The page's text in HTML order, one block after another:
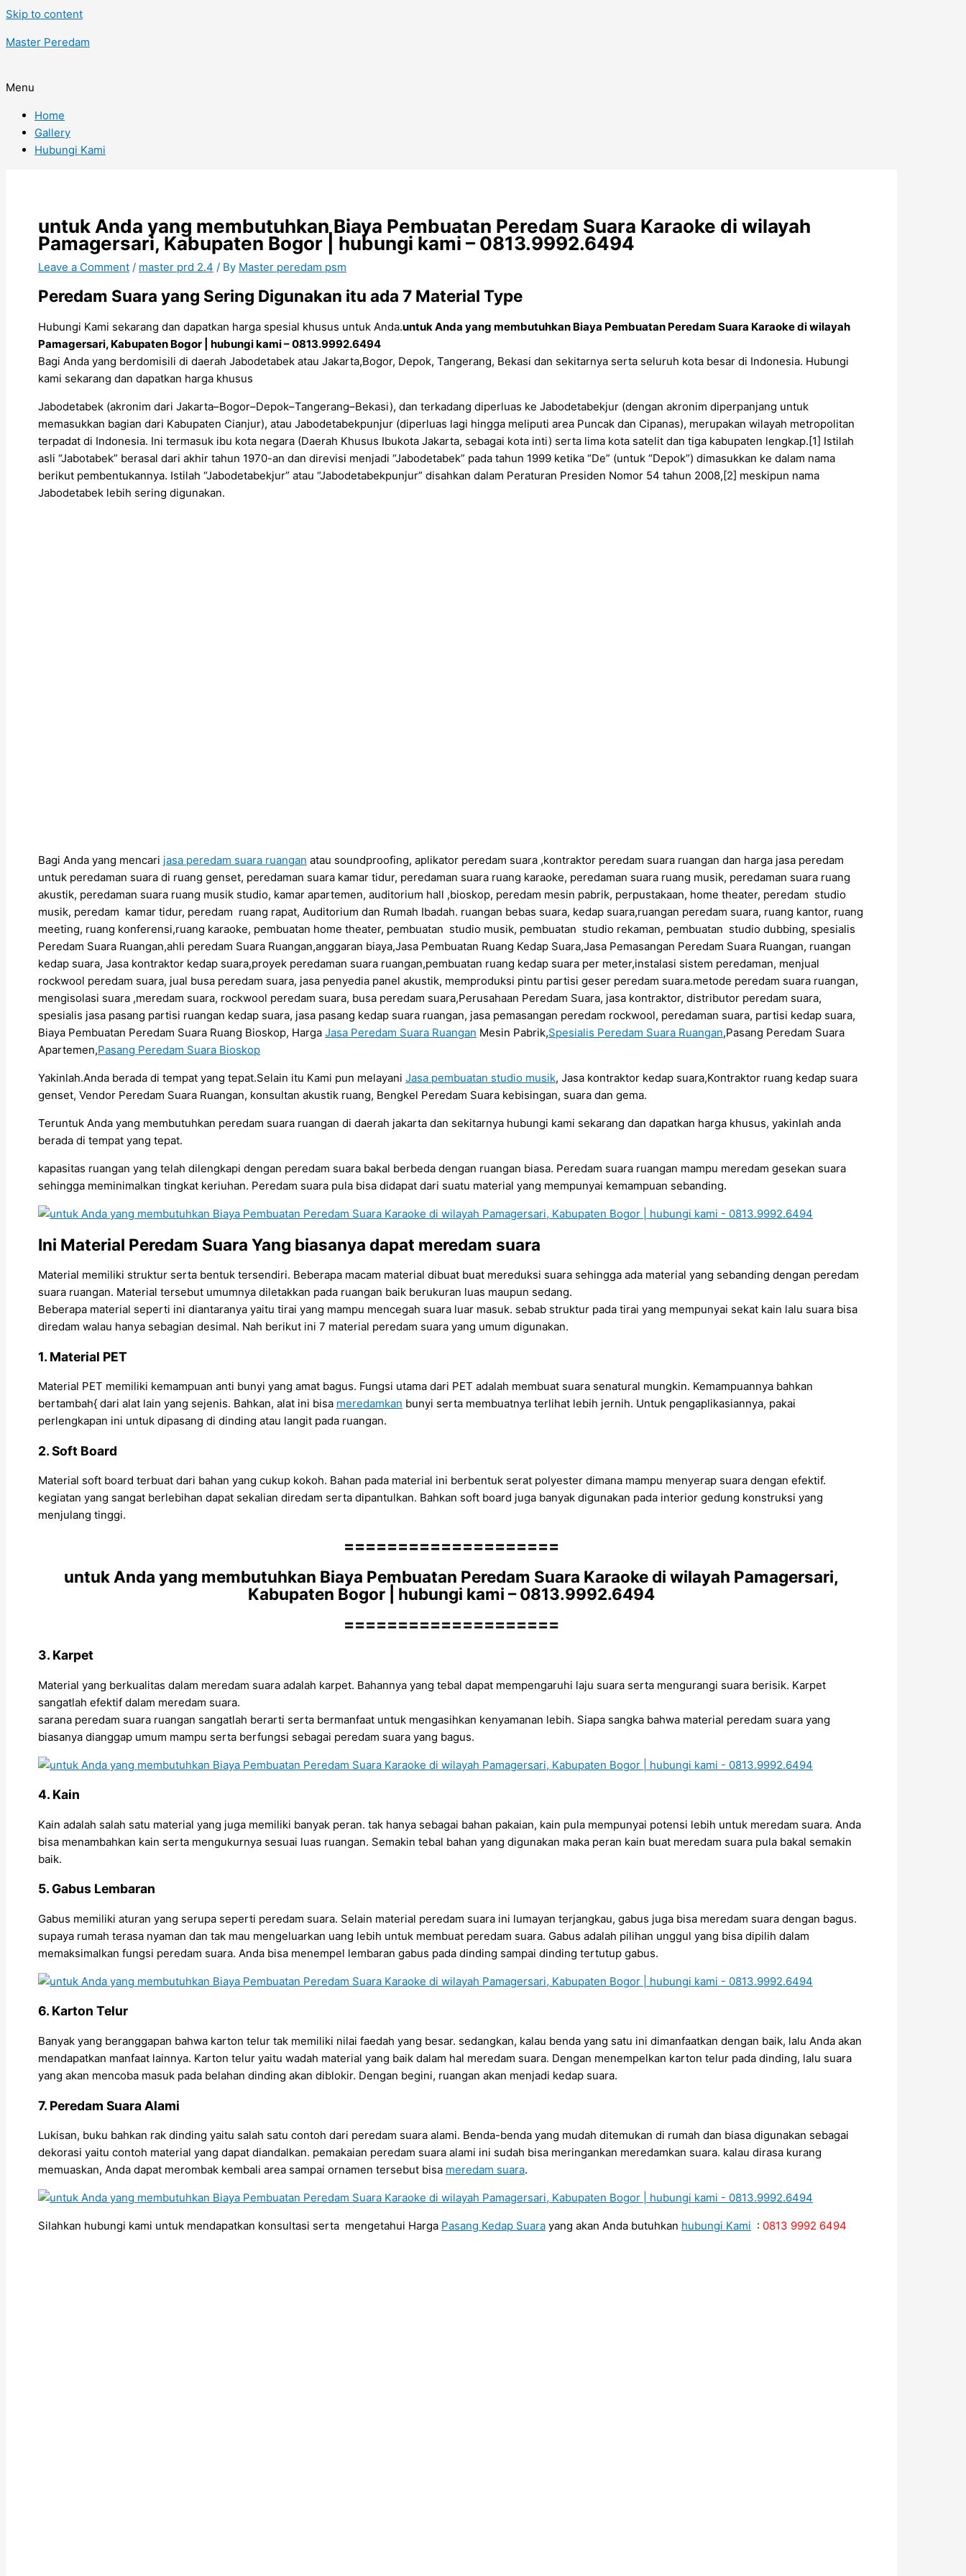
Skip to content
Master Peredam
Menu
Home
Gallery
Hubungi Kami
untuk Anda yang membutuhkan Biaya Pembuatan Peredam Suara Karaoke di wilayah
Pamagersari, Kabupaten Bogor | hubungi kami – 0813.9992.6494
Leave a Comment / master prd 2.4 / By Master peredam psm
Peredam Suara yang Sering Digunakan itu ada 7 Material Type
Hubungi Kami sekarang dan dapatkan harga spesial khusus untuk Anda.untuk Anda yang membutuhkan Biaya Pembuatan Peredam Suara Karaoke di wilayah
Pamagersari, Kabupaten Bogor | hubungi kami – 0813.9992.6494
Bagi Anda yang berdomisili di daerah Jabodetabek atau Jakarta,Bogor, Depok, Tangerang, Bekasi dan sekitarnya serta seluruh kota besar di Indonesia. Hubungi
kami sekarang dan dapatkan harga khusus
Jabodetabek (akronim dari Jakarta–Bogor–Depok–Tangerang–Bekasi), dan terkadang diperluas ke Jabodetabekjur (dengan akronim diperpanjang untuk
memasukkan bagian dari Kabupaten Cianjur), atau Jabodetabekpunjur (diperluas lagi hingga meliputi area Puncak dan Cipanas), merupakan wilayah metropolitan
terpadat di Indonesia. Ini termasuk ibu kota negara (Daerah Khusus Ibukota Jakarta, sebagai kota inti) serta lima kota satelit dan tiga kabupaten lengkap.[1] Istilah
asli “Jabotabek” berasal dari akhir tahun 1970-an dan direvisi menjadi “Jabodetabek” pada tahun 1999 ketika “De” (untuk “Depok”) dimasukkan ke dalam nama
berikut pembentukannya. Istilah “Jabodetabekjur” atau “Jabodetabekpunjur” disahkan dalam Peraturan Presiden Nomor 54 tahun 2008,[2] meskipun nama
Jabodetabek lebih sering digunakan.
Bagi Anda yang mencari jasa peredam suara ruangan atau soundproofing, aplikator peredam suara ,kontraktor peredam suara ruangan dan harga jasa peredam
untuk peredaman suara di ruang genset, peredaman suara kamar tidur, peredaman suara ruang karaoke, peredaman suara ruang musik, peredaman suara ruang
akustik, peredaman suara ruang musik studio, kamar apartemen, auditorium hall ,bioskop, peredam mesin pabrik, perpustakaan, home theater, peredam studio
musik, peredam kamar tidur, peredam ruang rapat, Auditorium dan Rumah Ibadah. ruangan bebas suara, kedap suara,ruangan peredam suara, ruang kantor, ruang
meeting, ruang konferensi,ruang karaoke, pembuatan home theater, pembuatan studio musik, pembuatan studio rekaman, pembuatan studio dubbing, spesialis
Peredam Suara Ruangan,ahli peredam Suara Ruangan,anggaran biaya,Jasa Pembuatan Ruang Kedap Suara,Jasa Pemasangan Peredam Suara Ruangan, ruangan
kedap suara, Jasa kontraktor kedap suara,proyek peredaman suara ruangan,pembuatan ruang kedap suara per meter,instalasi sistem peredaman, menjual
rockwool peredam suara, jual busa peredam suara, jasa penyedia panel akustik, memproduksi pintu partisi geser peredam suara.metode peredam suara ruangan,
mengisolasi suara ,meredam suara, rockwool peredam suara, busa peredam suara,Perusahaan Peredam Suara, jasa kontraktor, distributor peredam suara,
spesialis jasa pasang partisi ruangan kedap suara, jasa pasang kedap suara ruangan, jasa pemasangan peredam rockwool, peredaman suara, partisi kedap suara,
Biaya Pembuatan Peredam Suara Ruang Bioskop, Harga Jasa Peredam Suara Ruangan Mesin Pabrik,Spesialis Peredam Suara Ruangan,Pasang Peredam Suara
Apartemen,Pasang Peredam Suara Bioskop
Yakinlah.Anda berada di tempat yang tepat.Selain itu Kami pun melayani Jasa pembuatan studio musik, Jasa kontraktor kedap suara,Kontraktor ruang kedap suara
genset, Vendor Peredam Suara Ruangan, konsultan akustik ruang, Bengkel Peredam Suara kebisingan, suara dan gema.
Teruntuk Anda yang membutuhkan peredam suara ruangan di daerah jakarta dan sekitarnya hubungi kami sekarang dan dapatkan harga khusus, yakinlah anda
berada di tempat yang tepat.
kapasitas ruangan yang telah dilengkapi dengan peredam suara bakal berbeda dengan ruangan biasa. Peredam suara ruangan mampu meredam gesekan suara
sehingga meminimalkan tingkat keriuhan. Peredam suara pula bisa didapat dari suatu material yang mempunyai kemampuan sebanding.
Ini Material Peredam Suara Yang biasanya dapat meredam suara
Material memiliki struktur serta bentuk tersendiri. Beberapa macam material dibuat buat mereduksi suara sehingga ada material yang sebanding dengan peredam
suara ruangan. Material tersebut umumnya diletakkan pada ruangan baik berukuran luas maupun sedang.
Beberapa material seperti ini diantaranya yaitu tirai yang mampu mencegah suara luar masuk. sebab struktur pada tirai yang mempunyai sekat kain lalu suara bisa
diredam walau hanya sebagian desimal. Nah berikut ini 7 material peredam suara yang umum digunakan.
1. Material PET
Material PET memiliki kemampuan anti bunyi yang amat bagus. Fungsi utama dari PET adalah membuat suara senatural mungkin. Kemampuannya bahkan
bertambah{ dari alat lain yang sejenis. Bahkan, alat ini bisa meredamkan bunyi serta membuatnya terlihat lebih jernih. Untuk pengaplikasiannya, pakai
perlengkapan ini untuk dipasang di dinding atau langit pada ruangan.
2. Soft Board
Material soft board terbuat dari bahan yang cukup kokoh. Bahan pada material ini berbentuk serat polyester dimana mampu menyerap suara dengan efektif.
kegiatan yang sangat berlebihan dapat sekalian diredam serta dipantulkan. Bahkan soft board juga banyak digunakan pada interior gedung konstruksi yang
menjulang tinggi.
====================
untuk Anda yang membutuhkan Biaya Pembuatan Peredam Suara Karaoke di wilayah Pamagersari,
Kabupaten Bogor | hubungi kami – 0813.9992.6494
====================
3. Karpet
Material yang berkualitas dalam meredam suara adalah karpet. Bahannya yang tebal dapat mempengaruhi laju suara serta mengurangi suara berisik. Karpet
sangatlah efektif dalam meredam suara.
sarana peredam suara ruangan sangatlah berarti serta bermanfaat untuk mengasihkan kenyamanan lebih. Siapa sangka bahwa material peredam suara yang
biasanya dianggap umum mampu serta berfungsi sebagai peredam suara yang bagus.
4. Kain
Kain adalah salah satu material yang juga memiliki banyak peran. tak hanya sebagai bahan pakaian, kain pula mempunyai potensi lebih untuk meredam suara. Anda
bisa menambahkan kain serta mengukurnya sesuai luas ruangan. Semakin tebal bahan yang digunakan maka peran kain buat meredam suara pula bakal semakin
baik.
5. Gabus Lembaran
Gabus memiliki aturan yang serupa seperti peredam suara. Selain material peredam suara ini lumayan terjangkau, gabus juga bisa meredam suara dengan bagus.
supaya rumah terasa nyaman dan tak mau mengeluarkan uang lebih untuk membuat peredam suara. Gabus adalah pilihan unggul yang bisa dipilih dalam
memaksimalkan fungsi peredam suara. Anda bisa menempel lembaran gabus pada dinding sampai dinding tertutup gabus.
6. Karton Telur
Banyak yang beranggapan bahwa karton telur tak memiliki nilai faedah yang besar. sedangkan, kalau benda yang satu ini dimanfaatkan dengan baik, lalu Anda akan
mendapatkan manfaat lainnya. Karton telur yaitu wadah material yang baik dalam hal meredam suara. Dengan menempelkan karton telur pada dinding, lalu suara
yang akan mencoba masuk pada belahan dinding akan diblokir. Dengan begini, ruangan akan menjadi kedap suara.
7. Peredam Suara Alami
Lukisan, buku bahkan rak dinding yaitu salah satu contoh dari peredam suara alami. Benda-benda yang mudah ditemukan di rumah dan biasa digunakan sebagai
dekorasi yaitu contoh material yang dapat diandalkan. pemakaian peredam suara alami ini sudah bisa meringankan meredamkan suara. kalau dirasa kurang
memuaskan, Anda dapat merombak kembali area sampai ornamen tersebut bisa meredam suara.
Silahkan hubungi kami untuk mendapatkan konsultasi serta mengetahui Harga Pasang Kedap Suara yang akan Anda butuhkan hubungi Kami : 0813 9992 6494